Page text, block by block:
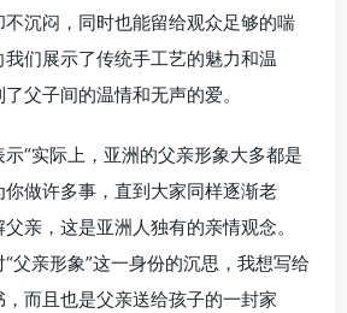
沉闷，同时也能留给观众足够的喘
们展示了传统手工艺的魅力和温
父子间的温情和无声的爱。
“实际上，亚洲的父亲形象大多都是
做许多事，直到大家同样逐渐老
亲，这是亚洲人独有的亲情观念。
父亲形象”这一身份的沉思，我想写给
而且也是父亲送给孩子的一封家